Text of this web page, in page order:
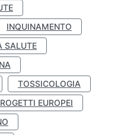
INQUINAMENTO
SALUTE
TOSSICOLOGIA
EUROPEI